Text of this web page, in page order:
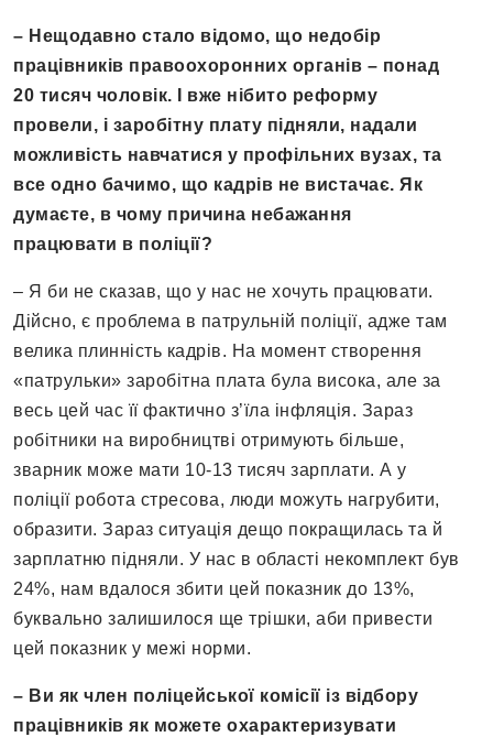
– Нещодавно стало відомо, що недобір
працівників правоохоронних органів – понад
20 тисяч чоловік. І вже нібито реформу
провели, і заробітну плату підняли, надали
можливість навчатися у профільних вузах, та
все одно бачимо, що кадрів не вистачає. Як
думаєте, в чому причина небажання
працювати в поліції?
– Я би не сказав, що у нас не хочуть працювати.
Дійсно, є проблема в патрульній поліції, адже там
велика плинність кадрів. На момент створення
«патрульки» заробітна плата була висока, але за
весь цей час її фактично з’їла інфляція. Зараз
робітники на виробництві отримують більше,
зварник може мати 10-13 тисяч зарплати. А у
поліції робота стресова, люди можуть нагрубити,
образити. Зараз ситуація дещо покращилась та й
зарплатню підняли. У нас в області некомплект був
24%, нам вдалося збити цей показник до 13%,
буквально залишилося ще трішки, аби привести
цей показник у межі норми.
– Ви як член поліцейської комісії із відбору
працівників як можете охарактеризувати